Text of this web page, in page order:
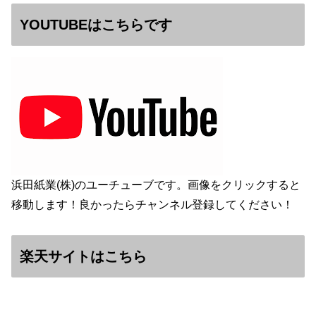
YOUTUBEはこちらです
浜田紙業(株)のユーチューブです。画像をクリックすると
移動します！良かったらチャンネル登録してください！
楽天サイトはこちら